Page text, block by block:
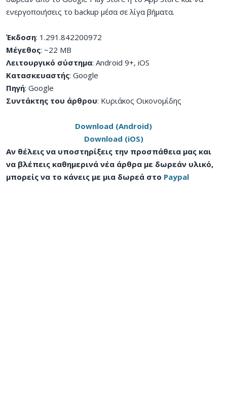
ενεργοποιήσεις το backup μέσα σε λίγα βήματα.
Έκδοση: 1.291.842200972
Μέγεθος: ~22 MB
Λειτουργικό σύστημα: Android 9+, iOS
Κατασκευαστής: Google
Πηγή: Google
Συντάκτης του άρθρου: Κυριάκος Οικονομίδης
Download (Android)
Download (iOS)
Αν θέλεις να υποστηρίξεις την προσπάθεια μας και
να βλέπεις καθημερινά νέα άρθρα με δωρεάν υλικό,
μπορείς να το κάνεις με μια δωρεά στο Paypal